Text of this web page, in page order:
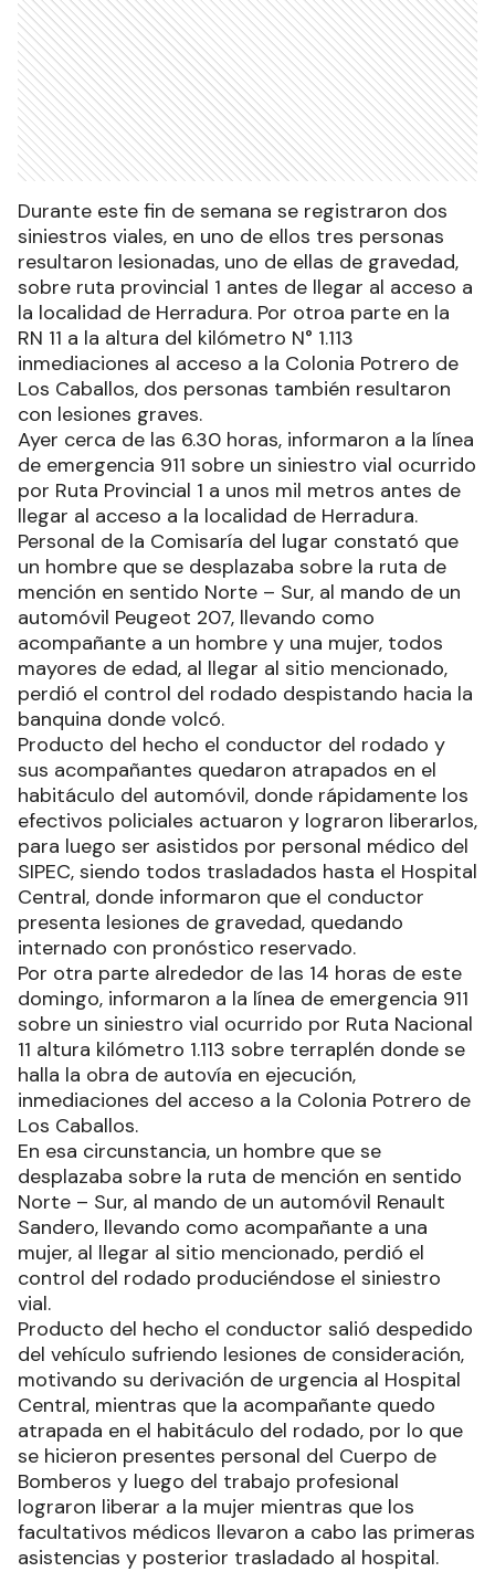
Durante este fin de semana se registraron dos
siniestros viales, en uno de ellos tres personas
resultaron lesionadas, uno de ellas de gravedad,
sobre ruta provincial 1 antes de llegar al acceso a
la localidad de Herradura. Por otroa parte en la
RN 11 a la altura del kilómetro N° 1.113
inmediaciones al acceso a la Colonia Potrero de
Los Caballos, dos personas también resultaron
con lesiones graves.
Ayer cerca de las 6.30 horas, informaron a la línea
de emergencia 911 sobre un siniestro vial ocurrido
por Ruta Provincial 1 a unos mil metros antes de
llegar al acceso a la localidad de Herradura.
Personal de la Comisaría del lugar constató que
un hombre que se desplazaba sobre la ruta de
mención en sentido Norte – Sur, al mando de un
automóvil Peugeot 207, llevando como
acompañante a un hombre y una mujer, todos
mayores de edad, al llegar al sitio mencionado,
perdió el control del rodado despistando hacia la
banquina donde volcó.
Producto del hecho el conductor del rodado y
sus acompañantes quedaron atrapados en el
habitáculo del automóvil, donde rápidamente los
efectivos policiales actuaron y lograron liberarlos,
para luego ser asistidos por personal médico del
SIPEC, siendo todos trasladados hasta el Hospital
Central, donde informaron que el conductor
presenta lesiones de gravedad, quedando
internado con pronóstico reservado.
Por otra parte alrededor de las 14 horas de este
domingo, informaron a la línea de emergencia 911
sobre un siniestro vial ocurrido por Ruta Nacional
11 altura kilómetro 1.113 sobre terraplén donde se
halla la obra de autovía en ejecución,
inmediaciones del acceso a la Colonia Potrero de
Los Caballos.
En esa circunstancia, un hombre que se
desplazaba sobre la ruta de mención en sentido
Norte – Sur, al mando de un automóvil Renault
Sandero, llevando como acompañante a una
mujer, al llegar al sitio mencionado, perdió el
control del rodado produciéndose el siniestro
vial.
Producto del hecho el conductor salió despedido
del vehículo sufriendo lesiones de consideración,
motivando su derivación de urgencia al Hospital
Central, mientras que la acompañante quedo
atrapada en el habitáculo del rodado, por lo que
se hicieron presentes personal del Cuerpo de
Bomberos y luego del trabajo profesional
lograron liberar a la mujer mientras que los
facultativos médicos llevaron a cabo las primeras
asistencias y posterior trasladado al hospital.